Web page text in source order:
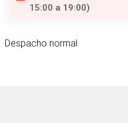
15:00 a 19:00)
Despacho normal